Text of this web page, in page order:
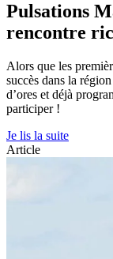
Pulsations
rencontre
Alors que les
succès dans la
d’ores et déjà
participer !
Je lis la suite
Article